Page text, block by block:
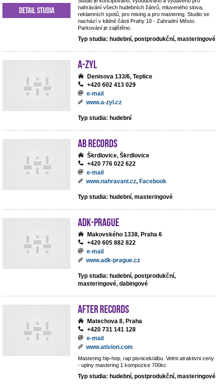
nahrávání všech hudebních žánrů, mluveného slova,
reklamních spotů, pro mixing a pro mastering. Studio se
nachází v klidné části Prahy 10 - Zahradní Město.
Parkování je zajištěno.
Typ studia: hudební, postprodukční, masteringové
Detail studia
A-ZYL
Denisova 133/6, Teplice
+420 602 413 029
e-mail
www.a-zyl.cz
Typ studia: hudební
AB records
Škrdlovice, Škrdlovice
+420 776 022 622
e-mail
www.nahravani.cz, Facebook
Typ studia: hudební, masteringové
ADK-Prague
Makovského 1338, Praha 6
+420 605 882 822
e-mail
www.adk-prague.cz
Typ studia: hudební, postprodukční,
masteringové, dabingové
After records
Matechova 8, Praha
+420 731 141 128
e-mail
www.ativion.com
Mastering hip-hop, rap pisnicek/albu. Velmi atraktivni ceny
- uplny mastering 1 kompozice 700kc
Typ studia: hudební, postprodukční, masteringové